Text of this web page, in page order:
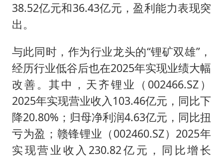
38.52亿元和36.43亿元，盈利能力表现突
出。
与此同时，作为行业龙头的“锂矿双雄”，
经历行业低谷后也在2025年实现业绩大幅
改善。其中，天齐锂业（002466.SZ）
2025年实现营业收入103.46亿元，同比下
降20.80%；归母净利润4.63亿元，同比扭
亏为盈；赣锋锂业（002460.SZ）2025年
实现营业收入230.82亿元，同比增长